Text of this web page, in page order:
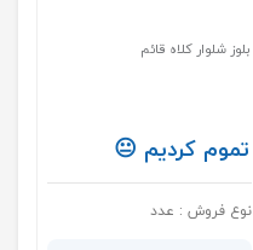
بلوز شلوار کلاه قائم
تموم کردیم 😐
نوع فروش : عدد